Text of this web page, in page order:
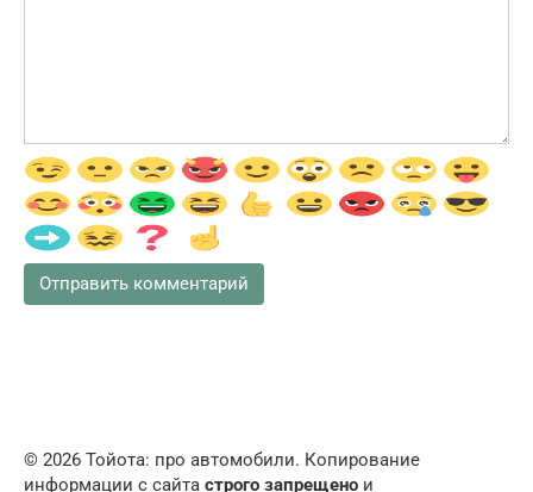
© 2026 Тойота: про автомобили. Копирование
информации с сайта строго запрещено и